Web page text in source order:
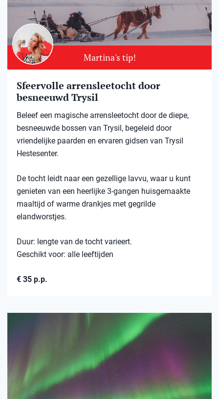
Martina's tip!
Sfeervolle arrensleetocht door
besneeuwd Trysil​
Beleef een magische arrensleetocht door de diepe,
besneeuwde bossen van Trysil, begeleid door
vriendelijke paarden en ervaren gidsen van Trysil
Hestesenter.
De tocht leidt naar een gezellige lavvu, waar u kunt
genieten van een heerlijke 3-gangen huisgemaakte
maaltijd of warme drankjes met gegrilde
elandworstjes.
Duur: lengte van de tocht varieert.
Geschikt voor: alle leeftijden
€ 35 p.p.